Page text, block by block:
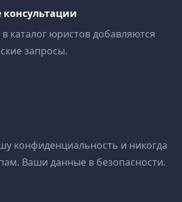
каталог юристов добавляются
запросы.
конфиденциальность и никогда
Ваши данные в безопасности.